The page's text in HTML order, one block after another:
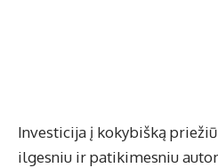
Investicija į kokybišką
ilgesniu ir patikimesniu